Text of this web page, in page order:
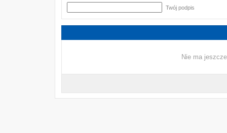
Twój podpis
Nie ma